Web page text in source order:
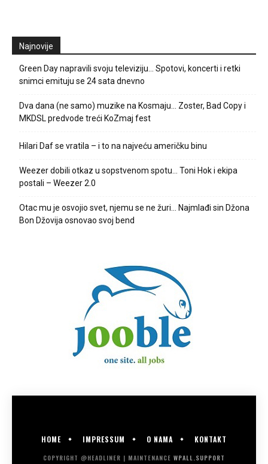
Najnovije
Green Day napravili svoju televiziju… Spotovi, koncerti i retki
snimci emituju se 24 sata dnevno
Dva dana (ne samo) muzike na Kosmaju… Zoster, Bad Copy i
MKDSL predvode treći KoZmaj fest
Hilari Daf se vratila – i to na najveću američku binu
Weezer dobili otkaz u sopstvenom spotu… Toni Hok i ekipa
postali – Weezer 2.0
Otac mu je osvojio svet, njemu se ne žuri… Najmlađi sin Džona
Bon Džovija osnovao svoj bend
HOME IMPRESSUM O NAMA KONTAKT
COPYRIGHT @HEADLINER | MAINTENANCE WPALL.SUPPORT